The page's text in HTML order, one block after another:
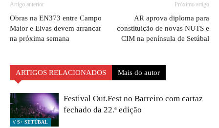
Artigo anterior
Obras na EN373 entre Campo
Maior e Elvas devem arrancar
na próxima semana
Próximo artigo
AR aprova diploma para
constituição de novas NUTS e
CIM na península de Setúbal
ARTIGOS RELACIONADOS Mais do autor
// S+ SETÚBAL
Festival Out.Fest no Barreiro com cartaz
fechado da 22.ª edição